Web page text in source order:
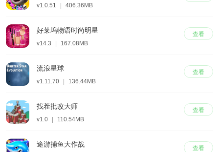
v1.0.51 | 406.36MB
查看
好莱坞物语时尚明星
v14.3 | 167.08MB
查看
流浪星球
v1.11.70 | 136.44MB
查看
找茬批改大师
v1.0 | 110.54MB
查看
途游捕鱼大作战